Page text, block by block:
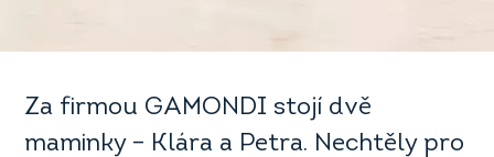
Za firmou GAMONDI stojí dvě
maminky – Klára a Petra. Nechtěly pro